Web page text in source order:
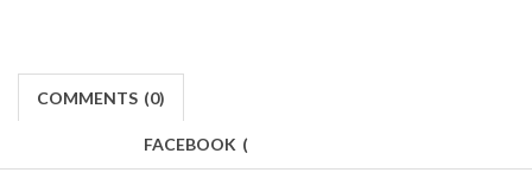
COMMENTS (0)
FACEBOOK (